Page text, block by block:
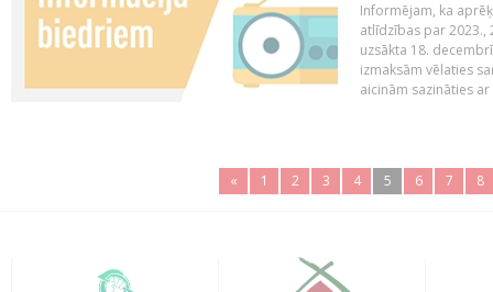
Informējam, ka
atlīdzības par 2023.,
uzsākta 18.
izmaksām vēlaties
aicinām sazināties
« 1 2 3 4 5 6 7 8